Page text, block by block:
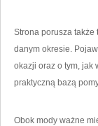
Strona porusza także
danym okresie.
okazji oraz o tym, jak
praktyczną bazą
Obok mody ważne